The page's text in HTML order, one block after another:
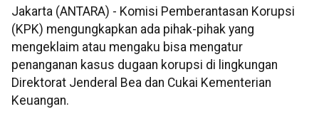
Jakarta (ANTARA) - Komisi Pemberantasan Korupsi
(KPK) mengungkapkan ada pihak-pihak yang
mengeklaim atau mengaku bisa mengatur
penanganan kasus dugaan korupsi di lingkungan
Direktorat Jenderal Bea dan Cukai Kementerian
Keuangan.